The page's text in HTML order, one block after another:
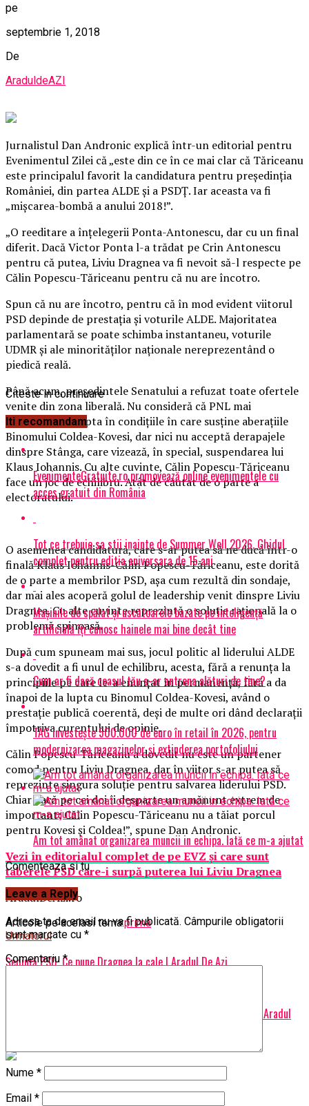
pe
septembrie 1, 2018
De
AraduldeAZI
Jurnalistul Dan Andronic explică într-un editorial pentru
Evenimentul Zilei că „este din ce în ce mai clar că Tăriceanu
este principalul favorit la candidatura pentru preşedinţia
României, din partea ALDE şi a PSDȚ. Iar aceasta va fi
„mişcarea-bombă a anului 2018!”.
„O reeditare a înţelegerii Ponta-Antonescu, dar cu un final
diferit. Dacă Victor Ponta l-a trădat pe Crin Antonescu
pentru că putea, Liviu Dragnea va fi nevoit să-l respecte pe
Călin Popescu-Tăriceanu pentru că nu are încotro.
Spun că nu are încotro, pentru că în mod evident viitorul
PSD depinde de prestaţia şi voturile ALDE. Majoritatea
parlamentară se poate schimba instantaneu, voturile
UDMR şi ale minorităţilor naţionale nereprezentând o
piedică reală.
Până acum, preşedintele Senatului a refuzat toate ofertele
venite din zona liberală. Nu consideră că PNL mai
reprezintă Dreapta în condiţiile în care susţine aberaţiile
Binomului Coldea-Kovesi, dar nici nu acceptă derapajele
dinspre Stânga, care vizează, în special, suspendarea lui
Klaus Iohannis. Cu alte cuvinte, Călin Popescu-Tăriceanu
face un joc de echilibru. Atât de căutat de o parte a
electoratului.
O asemenea candidatură, care s-ar putea să ne ducă într-o
finală Klaus Iohannis-Călin Popescu-Tăriceanu, este dorită
de o parte a membrilor PSD, aşa cum rezultă din sondaje,
dar mai ales acoperă golul de leadership venit dinspre Liviu
Dragnea. Cu alte cuvinte reprezintă o soluţie raţională la o
problemă spinoasă.
După cum spuneam mai sus, jocul politic al liderului ALDE
s-a dovedit a fi unul de echilibru, acesta, fără a renunţa la
principiile pe care le-a enunţat în permanenţă, fără a da
înapoi de la lupta cu Binomul Coldea-Kovesi, având o
prestaţie publică coerentă, deşi de multe ori dând declaraţii
împotriva curentului de opinie.
Călin Popescu-Tăriceanu a dovedit nu este un partener
comod pentru Liviu Dragnea, dar în viitor s-ar putea să
reprezinte singura soluţie pentru salvarea liderului PSD.
Chiar dacă pe cei doi îi desparte un amănunt extrem de
important: Călin Popescu-Tăriceanu nu a tăiat porcul
pentru Kovesi şi Coldea!”, spune Dan Andronic.
Vezi în editorialul complet de pe EVZ şi care sunt
taberele PSD care-i surpă puterea lui Liviu Dragnea
AradulDeAzi.ro
Articole pe aceiasi tema:prima
Urmatorul
Ședință PSD. Ce pune Dragnea la cale | Aradul De Azi
Cum să alegi un router Wi-Fi care să te protejeze de spioni | Aradul
Citeste in continuare
Iti recomandam
EvenimenteGratuite.ro promovează online evenimentele cu
acces gratuit din România
Tot ce trebuie sa stii inainte de Summer Well 2026. Ghidul
complet pentru editia aniversara de 15 ani
Mașinile de spălat și uscătoarele bazate pe inteligență
artificială îți cunosc hainele mai bine decât tine
Cum ar fi dacă ceasul tău s-ar antrena alături de tine?
TAG investește 500.000 de euro în retail în 2026, pentru
modernizarea magazinelor și extinderea portofoliului
Am tot amânat organizarea muncii in echipa. Iată ce m-a ajutat
Comenteaza si tu
Leave a Reply
Adresa ta de email nu va fi publicată. Câmpurile obligatorii
sunt marcate cu *
Comentariu *
Nume *
Email *